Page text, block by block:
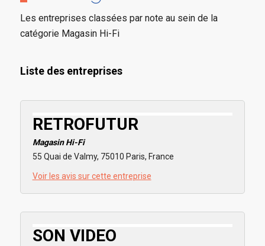
Les entreprises classées par note au sein de la
catégorie Magasin Hi-Fi
Liste des entreprises
RETROFUTUR
Magasin Hi-Fi
55 Quai de Valmy, 75010 Paris, France
Voir les avis sur cette entreprise
SON VIDEO